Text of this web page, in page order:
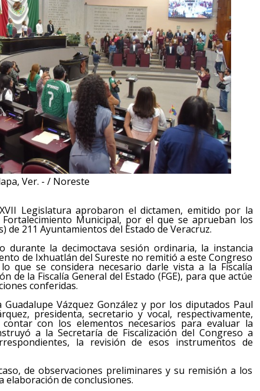
Ver. - / Noreste
Legislatura aprobaron el dictamen, emitido por la
Municipal, por el que se aprueban los
de 211 Ayuntamientos del Estado de Veracruz.
durante la decimoctava sesión ordinaria, la instancia
de Ixhuatlán del Sureste no remitió a este Congreso
que se considera necesario darle vista a la Fiscalía
de la Fiscalía General del Estado (FGE), para que actúe
conferidas.
Vázquez González y por los diputados Paul
presidenta, secretario y vocal, respectivamente,
con los elementos necesarios para evaluar la
a la Secretaría de Fiscalización del Congreso a
la revisión de esos instrumentos de
de observaciones preliminares y su remisión a los
elaboración de conclusiones.